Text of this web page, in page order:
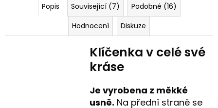
Popis Související (7)
Podobné (16)
Hodnocení
Diskuze
Klíčenka v celé své
kráse
Je vyrobena z měkké
usně. Na přední straně se